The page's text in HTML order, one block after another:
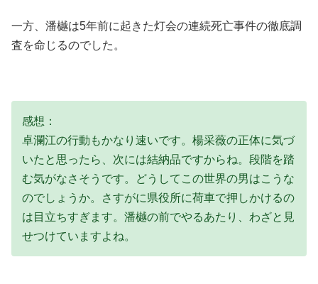
一方、潘樾は5年前に起きた灯会の連続死亡事件の徹底調
査を命じるのでした。
感想：
卓瀾江の行動もかなり速いです。楊采薇の正体に気づ
いたと思ったら、次には結納品ですからね。段階を踏
む気がなさそうです。どうしてこの世界の男はこうな
のでしょうか。さすがに県役所に荷車で押しかけるの
は目立ちすぎます。潘樾の前でやるあたり、わざと見
せつけていますよね。